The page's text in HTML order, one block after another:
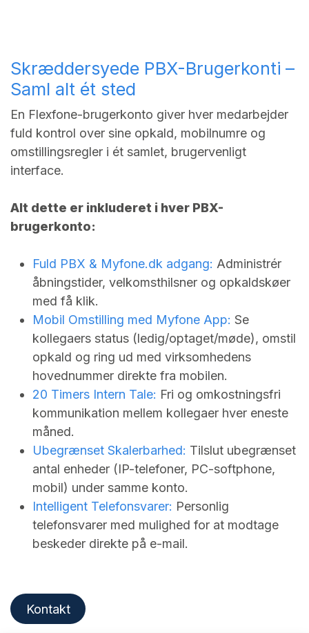
Skræddersyede PBX-Brugerkonti –
Saml alt ét sted
En Flexfone-brugerkonto giver hver medarbejder
fuld kontrol over sine opkald, mobilnumre og
omstillingsregler i ét samlet, brugervenligt
interface.
Alt dette er inkluderet i hver PBX-
brugerkonto:
Fuld PBX & Myfone.dk adgang: Administrér
åbningstider, velkomsthilsner og opkaldskøer
med få klik.
Mobil Omstilling med Myfone App: Se
kollegaers status (ledig/optaget/møde), omstil
opkald og ring ud med virksomhedens
hovednummer direkte fra mobilen.
20 Timers Intern Tale: Fri og omkostningsfri
kommunikation mellem kollegaer hver eneste
måned.
Ubegrænset Skalerbarhed: Tilslut ubegrænset
antal enheder (IP-telefoner, PC-softphone,
mobil) under samme konto.
Intelligent Telefonsvarer: Personlig
telefonsvarer med mulighed for at modtage
beskeder direkte på e-mail.
Kontakt